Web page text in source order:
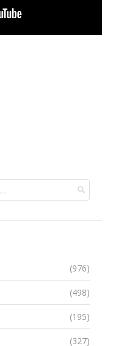
(976)
(498)
(195)
(327)